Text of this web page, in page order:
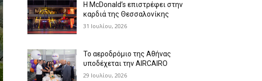
Η McDonald’s επιστρέφει στην
καρδιά της Θεσσαλονίκης
31 Ιουλίου, 2026
Το αεροδρόμιο της Αθήνας
υποδέχεται την AIRCAIRO
29 Ιουλίου, 2026